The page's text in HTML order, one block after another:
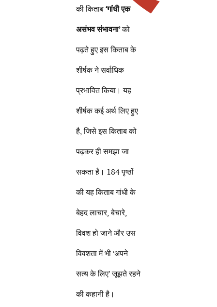
की किताब‘गांधी एक
असंभव संभावना’को
पढ़ते हुए इस किताब के
शीर्षक ने सर्वाधिक
प्रभावित किया। यह
शीर्षक कई अर्थ लिए हुए
है, जिसे इस किताब को
पढ़कर ही समझा जा
सकता है। 184 पृष्ठों
की यह किताब गांधी के
बेहद लाचार, बेचारे,
विवश हो जाने और उस
विवशता में भी ‘अपने
सत्य के लिए’ जूझते रहने
की कहानी है।